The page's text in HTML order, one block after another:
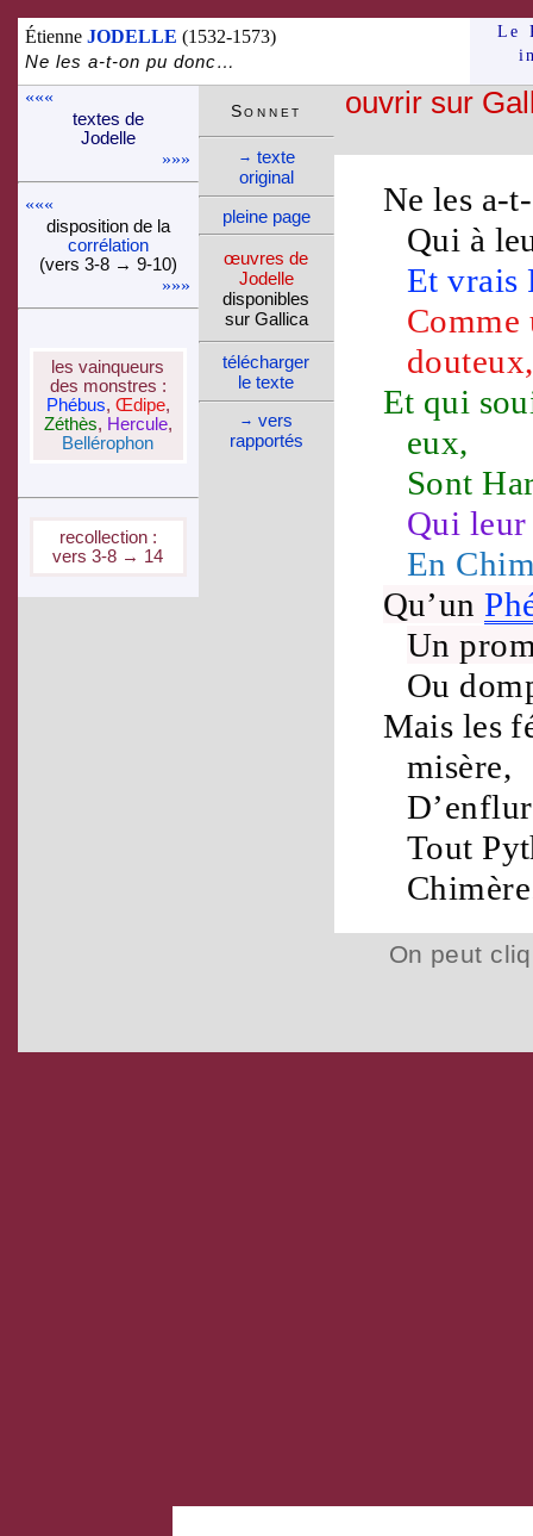
ÉtienneJODELLE (1532-1573)
Ne les a-t-on pu donc…
Le
«««
textes de
Jo­delle
»»»
«««
dispo­si­tion de la
corré­la­tion
(vers 3-8 → 9-10)
»»»
les vainqueurs
des monstres :
Phébus, Œdipe,
Zéthès, Hercule,
Bellérophon
recol­lec­tion :
vers 3-8 → 14
ouvrir sur
Ne les a-
Qui à
Etvrais
Comme
douteux,
Et qui
eux,
Sont
Qui
En
Qu’un
Un
Ou
Mais les
misère,
D’
Tout
Chimère
On peut
Son­net
→ texte
ori­ginal
pleine page
œuvres de
Jo­delle
dispo­nibles
sur Gallica
télé­charger
le texte
→ vers
rappor­tés